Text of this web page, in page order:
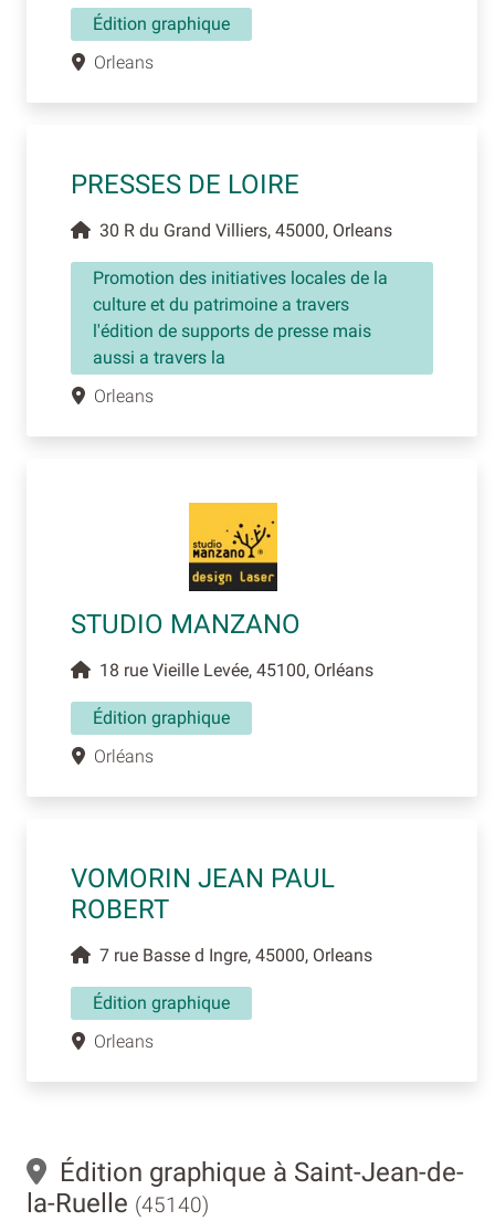
Édition graphique
Orleans
PRESSES DE LOIRE
30 R du Grand Villiers, 45000, Orleans
Promotion des initiatives locales de la
culture et du patrimoine a travers
l'édition de supports de presse mais
aussi a travers la
Orleans
STUDIO MANZANO
18 rue Vieille Levée, 45100, Orléans
Édition graphique
Orléans
VOMORIN JEAN PAUL
ROBERT
7 rue Basse d Ingre, 45000, Orleans
Édition graphique
Orleans
Édition graphique à Saint-Jean-de-
la-Ruelle (45140)